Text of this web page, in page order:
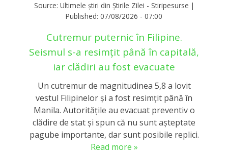
Source: Ultimele știri din Știrile Zilei - Stiripesurse |
Published: 07/08/2026 - 07:00
Cutremur puternic în Filipine.
Seismul s-a resimțit până în capitală,
iar clădiri au fost evacuate
Un cutremur de magnitudinea 5,8 a lovit
vestul Filipinelor și a fost resimțit până în
Manila. Autoritățile au evacuat preventiv o
clădire de stat și spun că nu sunt așteptate
pagube importante, dar sunt posibile replici.
Read more »